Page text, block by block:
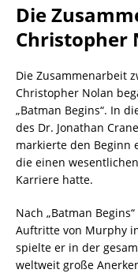
Die
Christopher
Die Zusammenarbeit
Christopher Nolan
„Batman Begins“. In
des Dr. Jonathan
markierte den Beginn
die einen
Karriere hatte.
Nach „Batman
Auftritte von Murphy
spielte er in der
weltweit große